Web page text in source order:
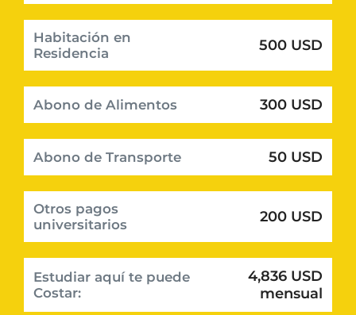
Habitación en
Residencia
500 USD
Abono de Alimentos 300 USD
Abono de Transporte 50 USD
Otros pagos
universitarios
200 USD
Estudiar aquí te puede
Costar:
4,836 USD
mensual